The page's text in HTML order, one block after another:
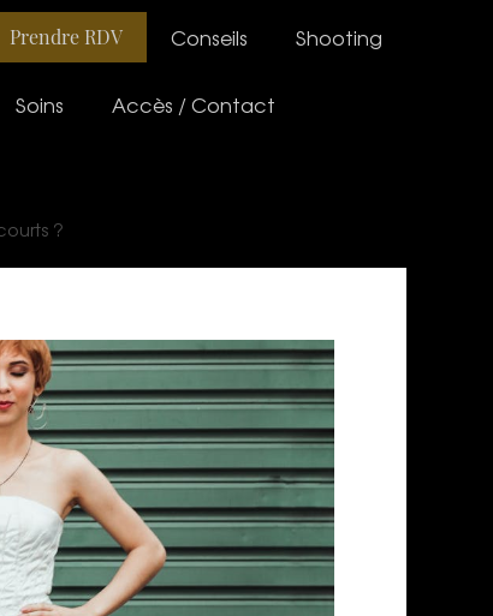
Shooting
Conseils
Prendre RDV
Soins Accès / Contact
?